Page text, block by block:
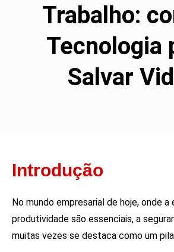
Trabalho:
Tecnologia
Salvar
Introdução
No mundo empresarial de hoje, onde a
produtividade são essenciais, a
muitas vezes se destaca como um